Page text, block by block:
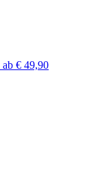
ab € 49,90